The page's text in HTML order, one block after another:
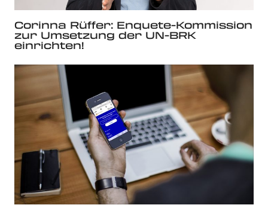
Corinna Rüffer: Enquete-Kommission
zur Umsetzung der UN-BRK
einrichten!